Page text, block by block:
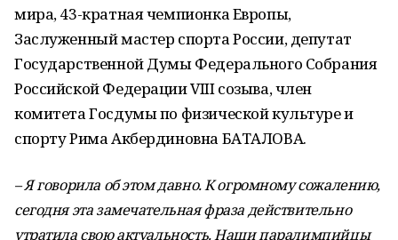
мира, 43-кратная чемпионка Европы,
Заслуженный мастер спорта России, депутат
Государственной Думы Федерального Собрания
Российской Федерации VIII созыва, член
комитета Госдумы по физической культуре и
спорту Рима Акбердиновна БАТАЛОВА.
– Я говорила об этом давно. К огромному сожалению,
сегодня эта замечательная фраза действительно
утратила свою актуальность. Наши паралимпийцы